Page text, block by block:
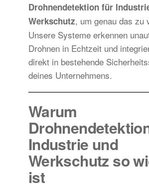
Drohnendetektion für
Werkschutz, um genau das zu
Unsere Systeme erkennen
Drohnen in Echtzeit und
direkt in bestehende
deines Unternehmens.
Warum
Industrie und
Werkschutz so
ist